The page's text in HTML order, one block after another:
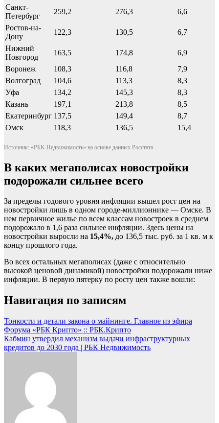
Санкт-
Петербург
259,2 276,3
6,6
Ростов-на-
Дону
122,3 130,5
6,7
Нижний
Новгород
163,5 174,8
6,9
Воронеж
108,3 116,8
7,9
Волгоград
104,6 113,3
8,3
Уфа
134,2 145,3
8,3
Казань
197,1 213,8
8,5
Екатеринбург 137,5 149,4
8,7
Омск
118,3 136,5 15,4
Источник: «РБК-Недвижимость» на основе данных Росстата
В каких мегаполисах новостройки
подорожали сильнее всего
За пределы годового уровня инфляции вышел рост цен на
новостройки лишь в одном городе-миллионнике — Омске. В
нем первичное жилье по всем классам новостроек в среднем
подорожало в 1,6 раза сильнее инфляции. Здесь цены на
новостройки выросли на 15,4%, до 136,5 тыс. руб. за 1 кв. м к
концу прошлого года.
Во всех остальных мегаполисах (даже с относительно
высокой ценовой динамикой) новостройки подорожали ниже
инфляции. В первую пятерку по росту цен также вошли:
Навигация по записям
Тонкости и детали закона о майнинге. Главное из эфира
Форума «РБК Крипто» :: РБК.Крипто
Кабмин утвердил механизм выдачи инфраструктурных
кредитов до 2030 года | РБК Недвижимость